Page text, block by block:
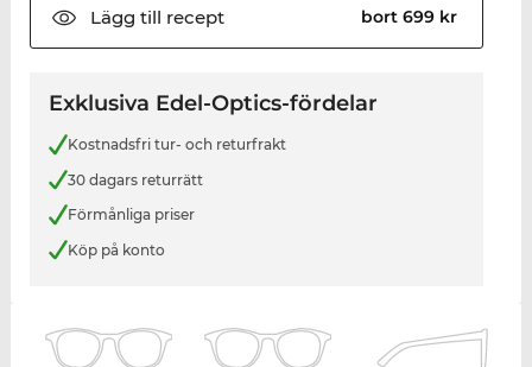
Lägg till recept bort 699 kr
Exklusiva Edel-Optics-fördelar
Kostnadsfri tur- och returfrakt
30 dagars returrätt
Förmånliga priser
Köp på konto